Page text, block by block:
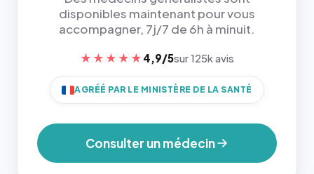
disponibles maintenant pour vous
accompagner, 7j/7 de 6h à minuit.
★★★★★ 4,9/5sur 125k avis
AGRÉÉ PAR LE MINISTÈRE DE LA SANTÉ
Consulter un médecin